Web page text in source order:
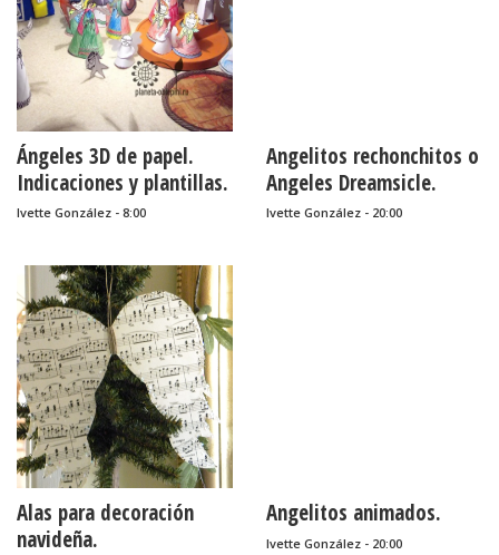
Ángeles 3D de papel.
Indicaciones y plantillas.
Ivette González - 8:00
Angelitos rechonchitos o
Angeles Dreamsicle.
Ivette González - 20:00
Alas para decoración
navideña.
Angelitos animados.
Ivette González - 20:00